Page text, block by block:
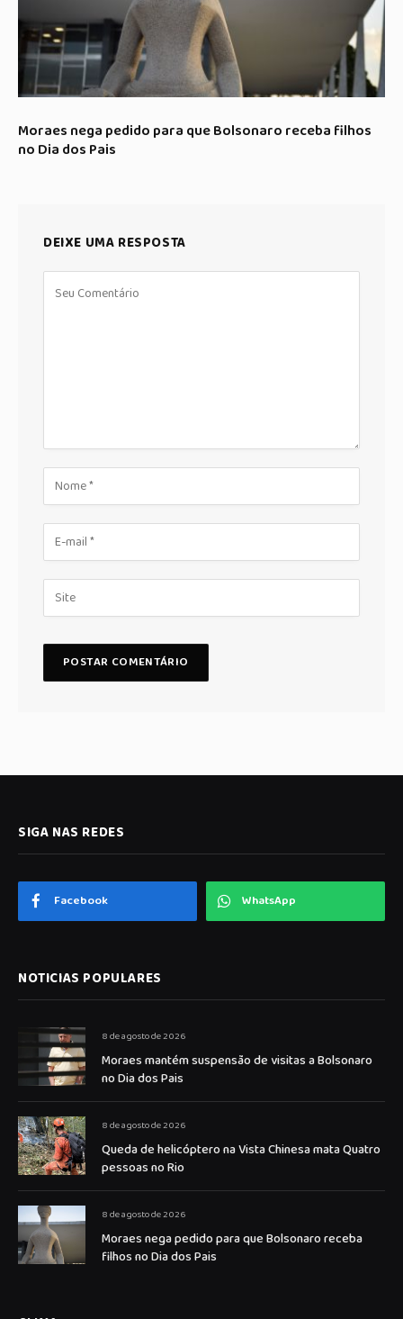
Moraes nega pedido para que Bolsonaro receba filhos
no Dia dos Pais
DEIXE UMA RESPOSTA
SIGA NAS REDES
Facebook WhatsApp
NOTICIAS POPULARES
8 de agosto de 2026
Moraes mantém suspensão de visitas a Bolsonaro
no Dia dos Pais
8 de agosto de 2026
Queda de helicóptero na Vista Chinesa mata Quatro
pessoas no Rio
8 de agosto de 2026
Moraes nega pedido para que Bolsonaro receba
filhos no Dia dos Pais